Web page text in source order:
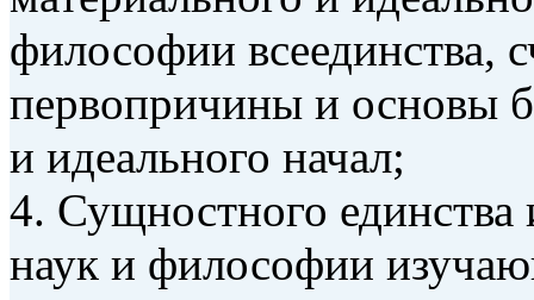
философии всеединства,
первопричины и основы
и идеального начал;
4. Сущностного единства
наук и философии